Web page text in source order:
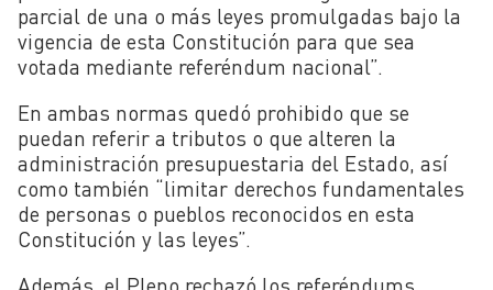
parcial de una o más leyes promulgadas bajo la
vigencia de esta Constitución para que sea
votada mediante referéndum nacional”.
En ambas normas quedó prohibido que se
puedan referir a tributos o que alteren la
administración presupuestaria del Estado, así
como también “limitar derechos fundamentales
de personas o pueblos reconocidos en esta
Constitución y las leyes”.